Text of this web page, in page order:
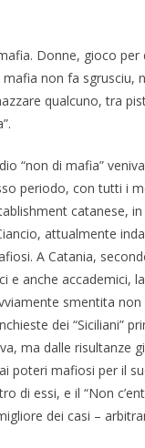
Donne, gioco per
non fa sgrusciu,
qualcuno, tra
“non di mafia”
periodo, con tutti i
catanese,
attualmente
A Catania,
e anche accademici,
smentita
dei “Siciliani”
ma dalle risultanze
poteri mafiosi per il
di essi, e il “Non
dei casi –